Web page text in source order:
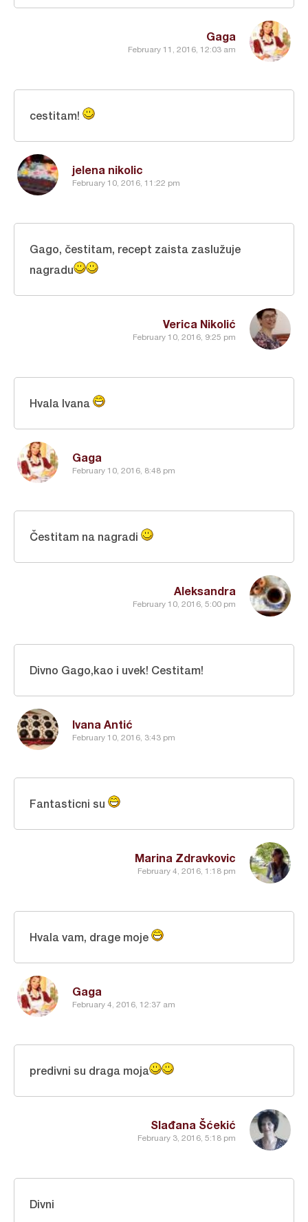
Gaga
February 11, 2016, 12:03 am
jelena nikolic
February 10, 2016, 11:22 pm
cestitam!
Verica Nikolić
February 10, 2016, 9:25 pm
Gago, čestitam, recept zaista zaslužuje
nagradu
Gaga
February 10, 2016, 8:48 pm
Hvala Ivana
Aleksandra
February 10, 2016, 5:00 pm
Čestitam na nagradi
Ivana Antić
February 10, 2016, 3:43 pm
Divno Gago,kao i uvek! Cestitam!
Marina Zdravkovic
February 4, 2016, 1:18 pm
Fantasticni su
Gaga
February 4, 2016, 12:37 am
Hvala vam, drage moje
Slađana Šćekić
February 3, 2016, 5:18 pm
predivni su draga moja
Divni